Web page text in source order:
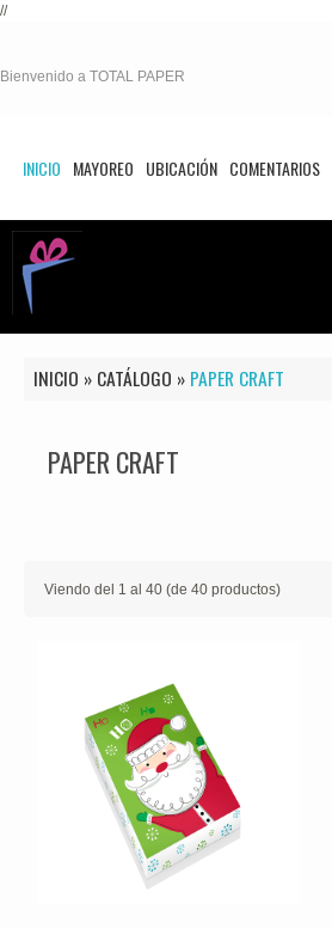
//
INICIO MAYOREO UBICACIÓN COMENTARIOS
Bienvenido a TOTAL PAPER
INICIO » CATÁLOGO » PAPER CRAFT
PAPER CRAFT
Viendo del 1 al 40 (de 40 productos)